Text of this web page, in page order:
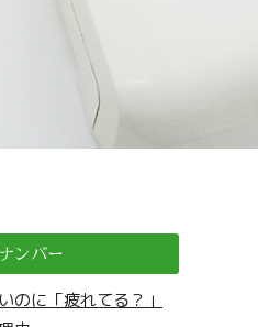
ンバー
のに「疲れてる？」